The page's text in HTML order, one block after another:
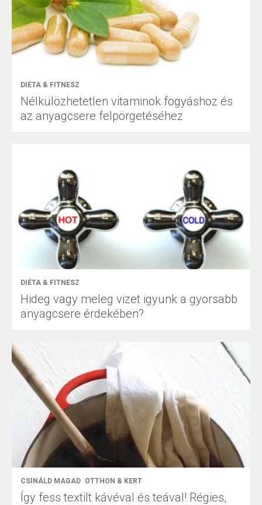
DIÉTA & FITNESZ
Nélkülözhetetlen vitaminok fogyáshoz és
az anyagcsere felpörgetéséhez
DIÉTA & FITNESZ
Hideg vagy meleg vizet igyunk a gyorsabb
anyagcsere érdekében?
CSINÁLD MAGAD OTTHON & KERT
Így fess textilt kávéval és teával! Régies,